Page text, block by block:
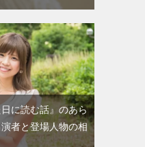
に読む話』のあら
者と登場人物の相